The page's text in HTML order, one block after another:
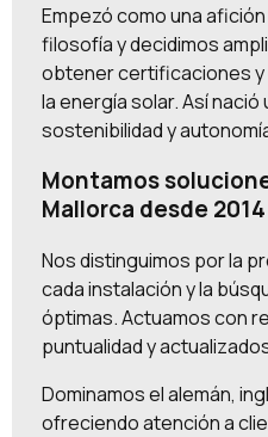
Empezó como una
filosofía y decidimos
obtener certificaciones y
la energía solar. Así
sostenibilidad y
Montamos
Mallorca desde 2014
Nos distinguimos por la
cada instalación y la
óptimas. Actuamos con
puntualidad y
Dominamos el alemán,
ofreciendo atención a